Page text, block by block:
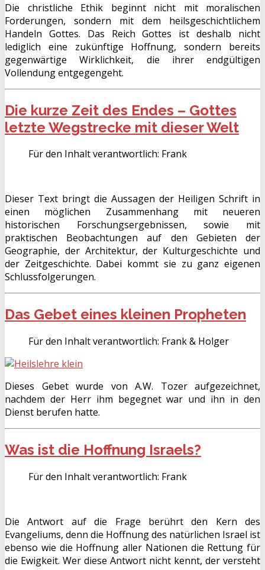
Die christliche Ethik beginnt nicht mit moralischen
Forderungen, sondern mit dem heilsgeschichtlichem
Handeln Gottes. Das Reich Gottes ist deshalb nicht
lediglich eine zukünftige Hoffnung, sondern bereits
gegenwärtige Wirklichkeit, die ihrer endgültigen
Vollendung entgegengeht.
Die kurze Zeit des Endes – Gottes
letzte Wegstrecke mit dieser Welt
Für den Inhalt verantwortlich: Frank
Dieser Text bringt die Aussagen der Heiligen Schrift in
einen möglichen Zusammenhang mit neueren
historischen Forschungsergebnissen, sowie mit
praktischen Beobachtungen auf den Gebieten der
Geographie, der Architektur, der Kulturgeschichte und
der Zeitgeschichte. Dabei kommt sie zu ganz eigenen
Schlussfolgerungen.
Das Gebet eines kleinen Propheten
Für den Inhalt verantwortlich: Frank & Holger
Dieses Gebet wurde von A.W. Tozer aufgezeichnet,
nachdem der Herr ihm begegnet war und ihn in den
Dienst berufen hatte.
Was ist die Hoffnung Israels?
Für den Inhalt verantwortlich: Frank
Die Antwort auf die Frage berührt den Kern des
Evangeliums, denn die Hoffnung des natürlichen Israel ist
ebenso wie die Hoffnung aller Nationen die Rettung für
die Ewigkeit. Wer diese Antwort nicht kennt, der versteht